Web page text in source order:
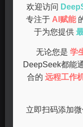
加收入，灵活安排
作及其优缺点，帮
适合在家的兼
在线客服
在家可以做在线客
作通常需要良好的
欢迎访问
专注于 AI赋能
于为您提供
无论您是 学
DeepSeek都能
合的 远程工作
立即扫码添加